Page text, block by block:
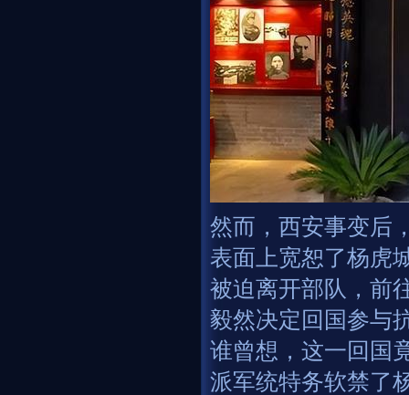
然而，西安事变后
表面上宽恕了杨虎
被迫离开部队，前
毅然决定回国参与
谁曾想，这一回国
派军统特务软禁了